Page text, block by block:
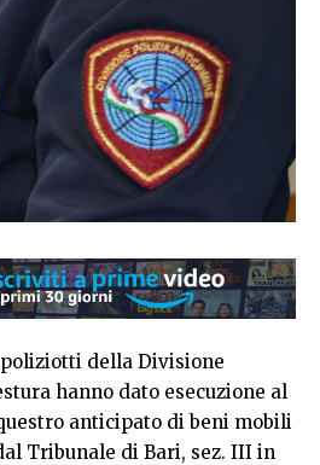
della Divisione
hanno dato esecuzione al
anticipato di beni mobili
Tribunale di Bari, sez. III in